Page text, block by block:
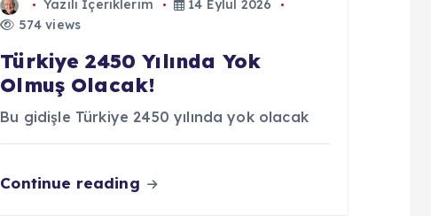
Yazılı İçeriklerim
14 Eylül 2026
574 views
Türkiye 2450 Yılında Yok
Olmuş Olacak!
Bu gidişle Türkiye 2450 yılında yok olacak
Continue reading